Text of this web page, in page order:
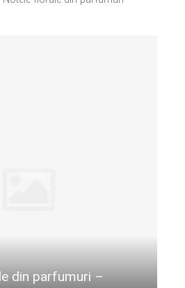
din parfumuri –